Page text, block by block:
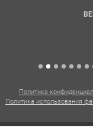
Политика
Политика использования